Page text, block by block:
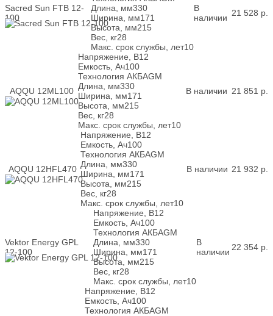
Sacred Sun FTB 12-
100
Длина, мм330
Ширина, мм171
Высота, мм215
Вес, кг28
Макс. срок службы, лет10
В
наличии 21 528 р.
AQQU 12ML100
Напряжение, В12
Емкость, Ач100
Технология АКБAGM
Длина, мм330
Ширина, мм171
Высота, мм215
Вес, кг28
Макс. срок службы, лет10
В наличии 21 851 р.
AQQU 12HFL470
Напряжение, В12
Емкость, Ач100
Технология АКБAGM
Длина, мм330
Ширина, мм171
Высота, мм215
Вес, кг28
Макс. срок службы, лет10
В наличии 21 932 р.
Vektor Energy GPL
12-100
Напряжение, В12
Емкость, Ач100
Технология АКБAGM
Длина, мм330
Ширина, мм171
Высота, мм215
Вес, кг28
Макс. срок службы, лет10
В
наличии 22 354 р.
Напряжение, В12
Емкость, Ач100
Технология АКБAGM